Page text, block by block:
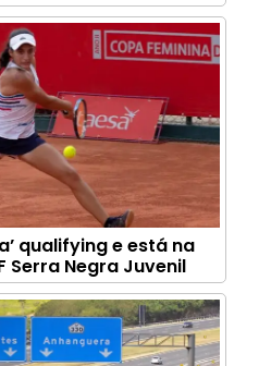
qualifying e está na
Serra Negra Juvenil